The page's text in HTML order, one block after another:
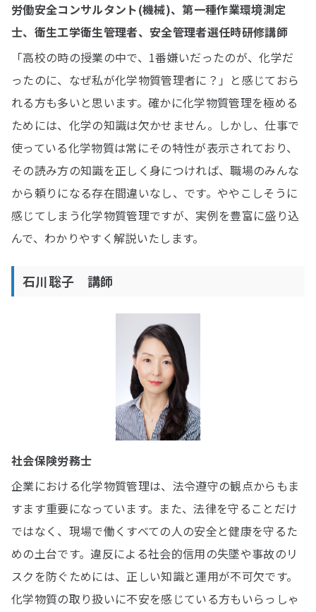
労働安全コンサルタント(機械)、第一種作業環境測定
士、衛生工学衛生管理者、安全管理者選任時研修講師
「高校の時の授業の中で、1番嫌いだったのが、化学だ
ったのに、なぜ私が化学物質管理者に？」と感じておら
れる方も多いと思います。確かに化学物質管理を極める
ためには、化学の知識は欠かせません。しかし、仕事で
使っている化学物質は常にその特性が表示されており、
その読み方の知識を正しく身につければ、職場のみんな
から頼りになる存在間違いなし、です。ややこしそうに
感じてしまう化学物質管理ですが、実例を豊富に盛り込
んで、わかりやすく解説いたします。
石川聡子 講師
社会保険労務士
企業における化学物質管理は、法令遵守の観点からもま
すます重要になっています。また、法律を守ることだけ
ではなく、現場で働くすべての人の安全と健康を守るた
めの土台です。違反による社会的信用の失墜や事故のリ
スクを防ぐためには、正しい知識と運用が不可欠です。
化学物質の取り扱いに不安を感じている方もいらっしゃ